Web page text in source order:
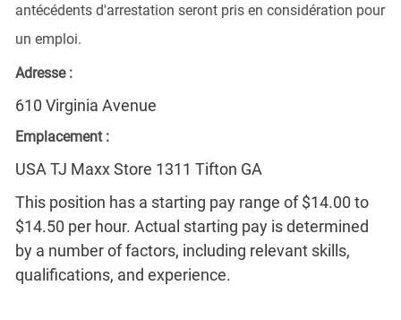
antécédents d'arrestation seront pris en considération pour
un emploi.
Adresse :
610 Virginia Avenue
Emplacement :
USA TJ Maxx Store 1311 Tifton GA
This position has a starting pay range of $14.00 to
$14.50 per hour. Actual starting pay is determined
by a number of factors, including relevant skills,
qualifications, and experience.